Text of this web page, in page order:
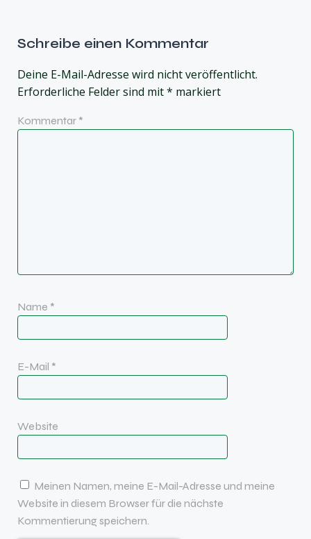
Schreibe einen Kommentar
Deine E-Mail-Adresse wird nicht veröffentlicht.
Erforderliche Felder sind mit* markiert
Kommentar *
Name *
E-Mail *
Website
Meinen Namen, meine E-Mail-Adresse und meine
Website in diesem Browser für die nächste
Kommentierung speichern.